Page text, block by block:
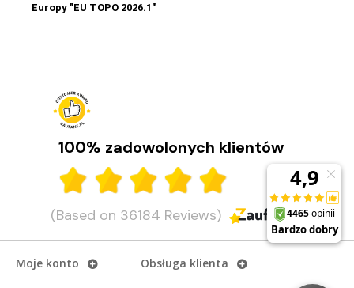
Europy "EU TOPO 2026.1"
100% zadowolonych klientów
(Based on 36184 Reviews)
Moje konto Obsługa klienta